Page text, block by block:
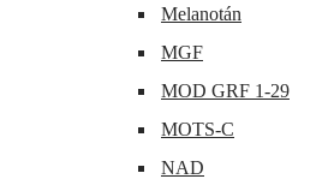
Melanotán
MGF
MOD GRF 1-29
MOTS-C
NAD